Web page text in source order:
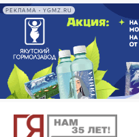
РЕКЛАМА • YGMZ.RU